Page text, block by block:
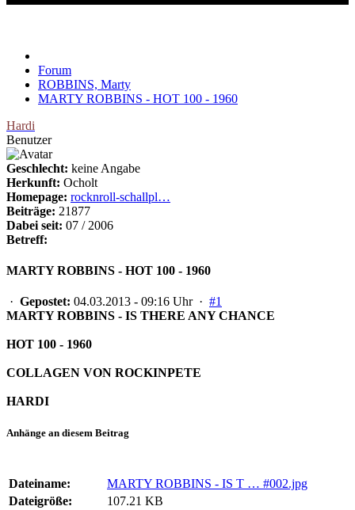
Forum
ROBBINS, Marty
MARTY ROBBINS - HOT 100 - 1960
Hardi
Benutzer
Geschlecht: keine Angabe
Herkunft: Ocholt
Homepage: rocknroll-schallpl…
Beiträge: 21877
Dabei seit: 07 / 2006
Betreff:
MARTY ROBBINS - HOT 100 - 1960
· Gepostet: 04.03.2013 - 09:16 Uhr · #1
MARTY ROBBINS - IS THERE ANY CHANCE
HOT 100 - 1960
COLLAGEN VON ROCKINPETE
HARDI
Anhänge an diesem Beitrag
Dateiname:
MARTY ROBBINS - IS T … #002.jpg
Dateigröße:
107.21 KB